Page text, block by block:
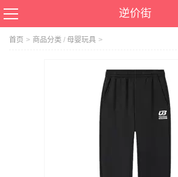
逆价街
首页 > 商品分类 / 母婴玩具 >